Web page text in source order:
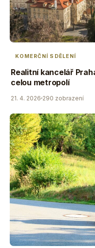
KOMERČNÍ SDĚLENÍ
Realitní kancelář
celou metropolí
21. 4. 2026 290 zobrazení